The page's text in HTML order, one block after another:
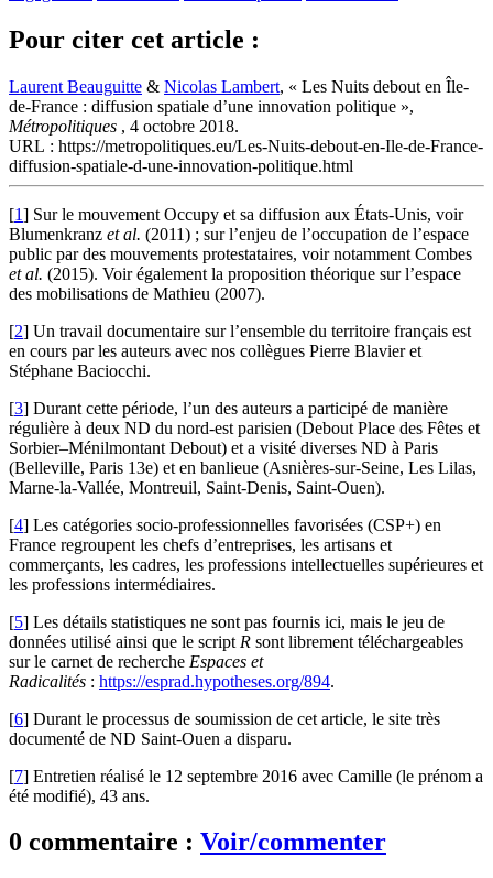
Pour citer cet article :
Laurent Beauguitte & Nicolas Lambert, « Les Nuits debout en Île-
de-France : diffusion spatiale d’une innovation politique »,
Métropolitiques , 4 octobre 2018.
URL : https://metropolitiques.eu/Les-Nuits-debout-en-Ile-de-France-
diffusion-spatiale-d-une-innovation-politique.html
[1] Sur le mouvement Occupy et sa diffusion aux États-Unis, voir
Blumenkranz et al. (2011) ; sur l’enjeu de l’occupation de l’espace
public par des mouvements protestataires, voir notamment Combes
et al. (2015). Voir également la proposition théorique sur l’espace
des mobilisations de Mathieu (2007).
[2] Un travail documentaire sur l’ensemble du territoire français est
en cours par les auteurs avec nos collègues Pierre Blavier et
Stéphane Baciocchi.
[3] Durant cette période, l’un des auteurs a participé de manière
régulière à deux ND du nord-est parisien (Debout Place des Fêtes et
Sorbier–Ménilmontant Debout) et a visité diverses ND à Paris
(Belleville, Paris 13e) et en banlieue (Asnières-sur-Seine, Les Lilas,
Marne-la-Vallée, Montreuil, Saint‑Denis, Saint‑Ouen).
[4] Les catégories socio-professionnelles favorisées (CSP+) en
France regroupent les chefs d’entreprises, les artisans et
commerçants, les cadres, les professions intellectuelles supérieures et
les professions intermédiaires.
[5] Les détails statistiques ne sont pas fournis ici, mais le jeu de
données utilisé ainsi que le script R sont librement téléchargeables
sur le carnet de recherche Espaces et
Radicalités : https://esprad.hypotheses.org/894.
[6] Durant le processus de soumission de cet article, le site très
documenté de ND Saint-Ouen a disparu.
[7] Entretien réalisé le 12 septembre 2016 avec Camille (le prénom a
été modifié), 43 ans.
0 commentaire : Voir/commenter